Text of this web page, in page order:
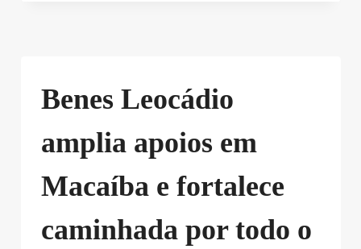
Benes Leocádio
amplia apoios em
Macaíba e fortalece
caminhada por todo o